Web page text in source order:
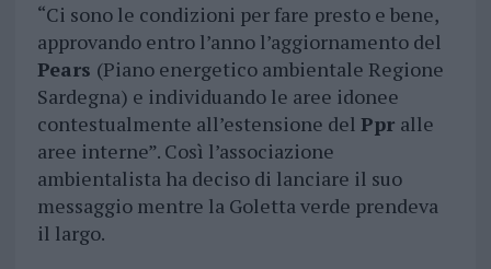
“Ci sono le condizioni per fare presto e bene,
approvando entro l’anno l’aggiornamento del
Pears (Piano energetico ambientale Regione
Sardegna) e individuando le aree idonee
contestualmente all’estensione del Ppr alle
aree interne”. Così l’associazione
ambientalista ha deciso di lanciare il suo
messaggio mentre la Goletta verde prendeva
il largo.